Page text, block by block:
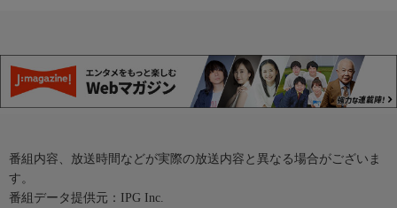
番組内容、放送時間などが実際の放送内容と異なる場合がございま
す。
番組データ提供元：IPG Inc.